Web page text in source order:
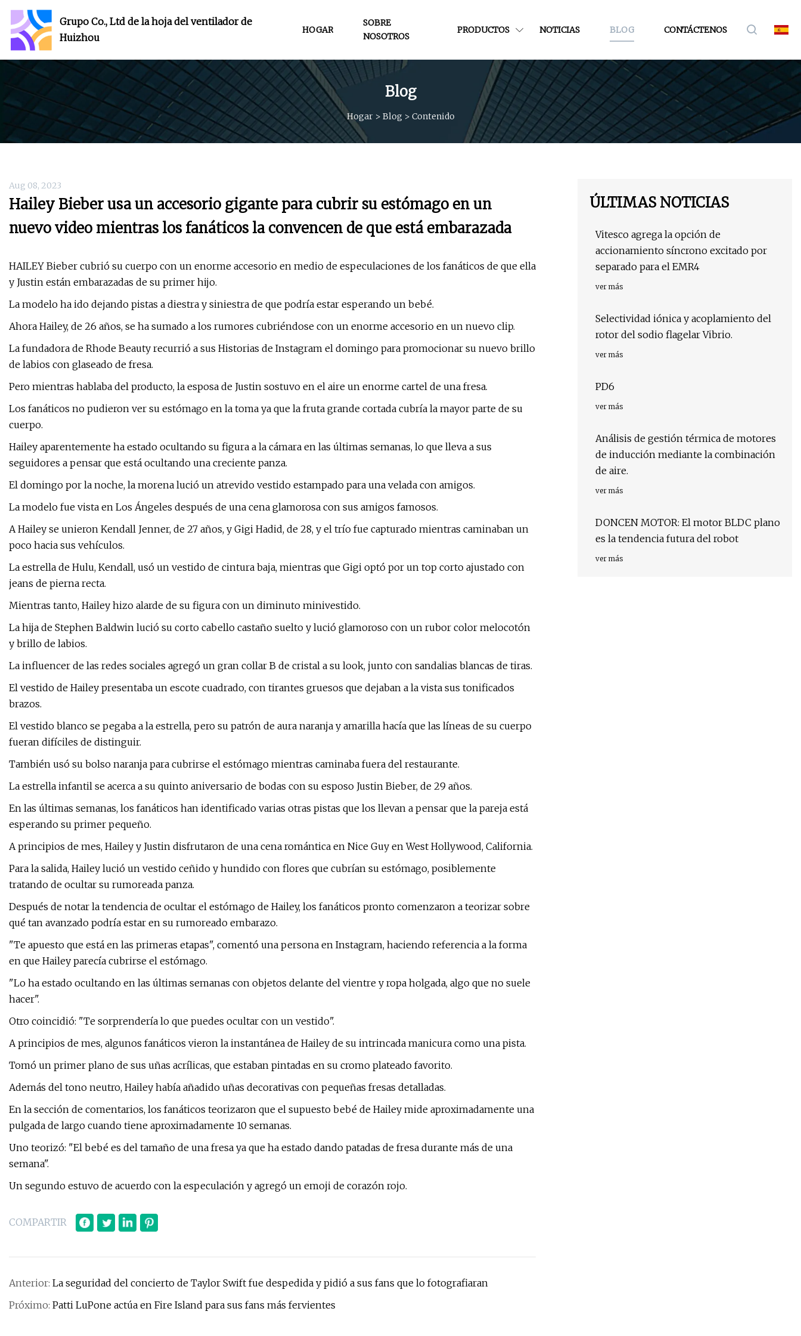
Grupo Co., Ltd de la hoja del ventilador de
Huizhou
HOGAR
SOBRE
NOSOTROS
PRODUCTOS NOTICIAS BLOG CONTÁCTENOS
Blog
Hogar> Blog > Contenido
Aug 08, 2023
Hailey Bieber usa un accesorio gigante para cubrir su estómago en un
nuevo video mientras los fanáticos la convencen de que está embarazada
HAILEY Bieber cubrió su cuerpo con un enorme accesorio en medio de especulaciones de los fanáticos de que ella
y Justin están embarazadas de su primer hijo.
La modelo ha ido dejando pistas a diestra y siniestra de que podría estar esperando un bebé.
Ahora Hailey, de 26 años, se ha sumado a los rumores cubriéndose con un enorme accesorio en un nuevo clip.
La fundadora de Rhode Beauty recurrió a sus Historias de Instagram el domingo para promocionar su nuevo brillo
de labios con glaseado de fresa.
Pero mientras hablaba del producto, la esposa de Justin sostuvo en el aire un enorme cartel de una fresa.
Los fanáticos no pudieron ver su estómago en la toma ya que la fruta grande cortada cubría la mayor parte de su
cuerpo.
Hailey aparentemente ha estado ocultando su figura a la cámara en las últimas semanas, lo que lleva a sus
seguidores a pensar que está ocultando una creciente panza.
El domingo por la noche, la morena lució un atrevido vestido estampado para una velada con amigos.
La modelo fue vista en Los Ángeles después de una cena glamorosa con sus amigos famosos.
A Hailey se unieron Kendall Jenner, de 27 años, y Gigi Hadid, de 28, y el trío fue capturado mientras caminaban un
poco hacia sus vehículos.
La estrella de Hulu, Kendall, usó un vestido de cintura baja, mientras que Gigi optó por un top corto ajustado con
jeans de pierna recta.
Mientras tanto, Hailey hizo alarde de su figura con un diminuto minivestido.
La hija de Stephen Baldwin lució su corto cabello castaño suelto y lució glamoroso con un rubor color melocotón
y brillo de labios.
La influencer de las redes sociales agregó un gran collar B de cristal a su look, junto con sandalias blancas de tiras.
El vestido de Hailey presentaba un escote cuadrado, con tirantes gruesos que dejaban a la vista sus tonificados
brazos.
El vestido blanco se pegaba a la estrella, pero su patrón de aura naranja y amarilla hacía que las líneas de su cuerpo
fueran difíciles de distinguir.
También usó su bolso naranja para cubrirse el estómago mientras caminaba fuera del restaurante.
La estrella infantil se acerca a su quinto aniversario de bodas con su esposo Justin Bieber, de 29 años.
En las últimas semanas, los fanáticos han identificado varias otras pistas que los llevan a pensar que la pareja está
esperando su primer pequeño.
A principios de mes, Hailey y Justin disfrutaron de una cena romántica en Nice Guy en West Hollywood, California.
Para la salida, Hailey lució un vestido ceñido y hundido con flores que cubrían su estómago, posiblemente
tratando de ocultar su rumoreada panza.
Después de notar la tendencia de ocultar el estómago de Hailey, los fanáticos pronto comenzaron a teorizar sobre
qué tan avanzado podría estar en su rumoreado embarazo.
"Te apuesto que está en las primeras etapas", comentó una persona en Instagram, haciendo referencia a la forma
en que Hailey parecía cubrirse el estómago.
"Lo ha estado ocultando en las últimas semanas con objetos delante del vientre y ropa holgada, algo que no suele
hacer".
Otro coincidió: "Te sorprendería lo que puedes ocultar con un vestido".
A principios de mes, algunos fanáticos vieron la instantánea de Hailey de su intrincada manicura como una pista.
Tomó un primer plano de sus uñas acrílicas, que estaban pintadas en su cromo plateado favorito.
Además del tono neutro, Hailey había añadido uñas decorativas con pequeñas fresas detalladas.
En la sección de comentarios, los fanáticos teorizaron que el supuesto bebé de Hailey mide aproximadamente una
pulgada de largo cuando tiene aproximadamente 10 semanas.
Uno teorizó: "El bebé es del tamaño de una fresa ya que ha estado dando patadas de fresa durante más de una
semana".
Un segundo estuvo de acuerdo con la especulación y agregó un emoji de corazón rojo.
COMPARTIR
Anterior: La seguridad del concierto de Taylor Swift fue despedida y pidió a sus fans que lo fotografiaran
Próximo: Patti LuPone actúa en Fire Island para sus fans más fervientes
ÚLTIMAS NOTICIAS
Vitesco agrega la opción de
accionamiento síncrono excitado por
separado para el EMR4
ver más
Selectividad iónica y acoplamiento del
rotor del sodio flagelar Vibrio.
ver más
PD6
ver más
Análisis de gestión térmica de motores
de inducción mediante la combinación
de aire.
ver más
DONCEN MOTOR: El motor BLDC plano
es la tendencia futura del robot
ver más